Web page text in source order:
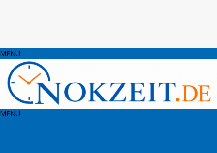
MENU
MENU